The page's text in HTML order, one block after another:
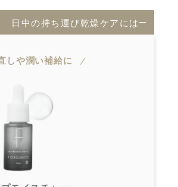
日中の持ち運び乾燥ケアには
しや潤い補給に